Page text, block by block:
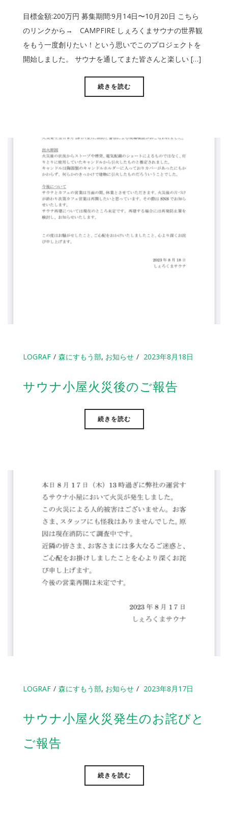
目標金額:200万円 募集期間:9月14日〜10月20日 こちら
のリンクから→ CAMPFIRE しぇろくまサウナの世界観
をもう一度創りたい！という思いでこのプロジェクトを
開始しました。 サウナを通してまた皆さんと楽しい […]
続きを読む
LOGRAF 森にすもう部, お知らせ 2023年8月18日
サウナ小屋火災後のご報告
続きを読む
LOGRAF 森にすもう部, お知らせ 2023年8月17日
サウナ小屋火災発生のお詫びと
ご報告
続きを読む